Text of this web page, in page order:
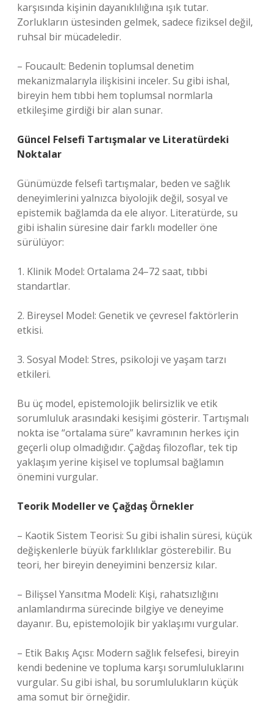
karşısında kişinin dayanıklılığına ışık tutar.
Zorlukların üstesinden gelmek, sadece fiziksel değil,
ruhsal bir mücadeledir.
– Foucault: Bedenin toplumsal denetim
mekanizmalarıyla ilişkisini inceler. Su gibi ishal,
bireyin hem tıbbi hem toplumsal normlarla
etkileşime girdiği bir alan sunar.
Güncel Felsefi Tartışmalar ve Literatürdeki
Noktalar
Günümüzde felsefi tartışmalar, beden ve sağlık
deneyimlerini yalnızca biyolojik değil, sosyal ve
epistemik bağlamda da ele alıyor. Literatürde, su
gibi ishalin süresine dair farklı modeller öne
sürülüyor:
1. Klinik Model: Ortalama 24–72 saat, tıbbi
standartlar.
2. Bireysel Model: Genetik ve çevresel faktörlerin
etkisi.
3. Sosyal Model: Stres, psikoloji ve yaşam tarzı
etkileri.
Bu üç model, epistemolojik belirsizlik ve etik
sorumluluk arasındaki kesişimi gösterir. Tartışmalı
nokta ise “ortalama süre” kavramının herkes için
geçerli olup olmadığıdır. Çağdaş filozoflar, tek tip
yaklaşım yerine kişisel ve toplumsal bağlamın
önemini vurgular.
Teorik Modeller ve Çağdaş Örnekler
– Kaotik Sistem Teorisi: Su gibi ishalin süresi, küçük
değişkenlerle büyük farklılıklar gösterebilir. Bu
teori, her bireyin deneyimini benzersiz kılar.
– Bilişsel Yansıtma Modeli: Kişi, rahatsızlığını
anlamlandırma sürecinde bilgiye ve deneyime
dayanır. Bu, epistemolojik bir yaklaşımı vurgular.
– Etik Bakış Açısı: Modern sağlık felsefesi, bireyin
kendi bedenine ve topluma karşı sorumluluklarını
vurgular. Su gibi ishal, bu sorumlulukların küçük
ama somut bir örneğidir.